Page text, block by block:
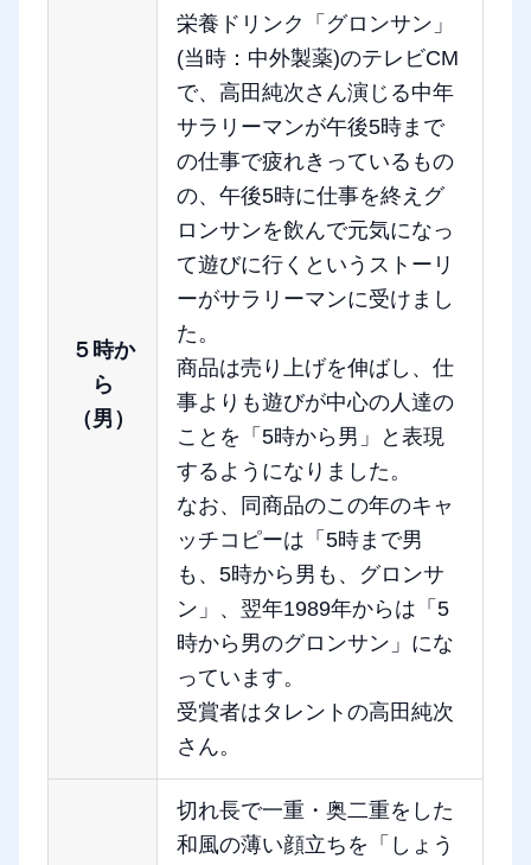
５時か
ら
（男）
栄養ドリンク「グロンサン」
(当時：中外製薬)のテレビCM
で、高田純次さん演じる中年
サラリーマンが午後5時まで
の仕事で疲れきっているもの
の、午後5時に仕事を終えグ
ロンサンを飲んで元気になっ
て遊びに行くというストーリ
ーがサラリーマンに受けまし
た。
商品は売り上げを伸ばし、仕
事よりも遊びが中心の人達の
ことを「5時から男」と表現
するようになりました。
なお、同商品のこの年のキャ
ッチコピーは「5時まで男
も、5時から男も、グロンサ
ン」、翌年1989年からは「5
時から男のグロンサン」にな
っています。
受賞者はタレントの高田純次
さん。
切れ長で一重・奥二重をした
和風の薄い顔立ちを「しょう